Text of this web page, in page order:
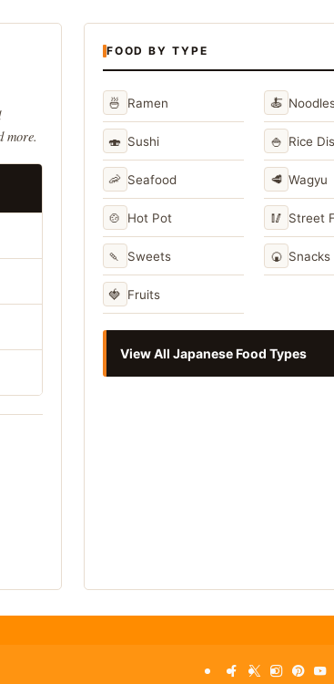
more.
FOOD BY TYPE
🍜 Ramen 🍝
🍣 Sushi 🍚 Rice
🦐 Seafood 🥩 Wagyu
🍲 Hot Pot 🥢 Street
🍡 Sweets 🍘 Snacks
🍓 Fruits
View All Japanese Food Types